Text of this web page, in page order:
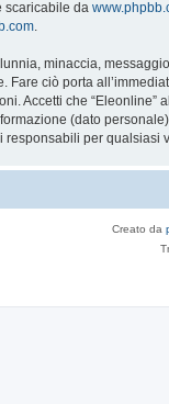
scaricabile da
minaccia,
Fare ciò porta
Accetti che
(dato
per
Creato da